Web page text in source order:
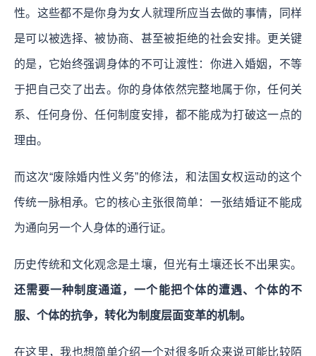
性。这些都不是你身为女人就理所应当去做的事情，同样
是可以被选择、被协商、甚至被拒绝的社会安排。更关键
的是，它始终强调身体的不可让渡性：你进入婚姻，不等
于把自己交了出去。你的身体依然完整地属于你，任何关
系、任何身份、任何制度安排，都不能成为打破这一点的
理由。
而这次“废除婚内性义务”的修法，和法国女权运动的这个
传统一脉相承。它的核心主张很简单：一张结婚证不能成
为通向另一个人身体的通行证。
历史传统和文化观念是土壤，但光有土壤还长不出果实。
还需要一种制度通道，一个能把个体的遭遇、个体的不
服、个体的抗争，转化为制度层面变革的机制。
在这里，我也想简单介绍一个对很多听众来说可能比较陌